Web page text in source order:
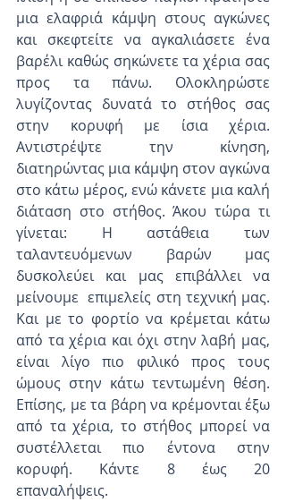
μια ελαφριά κάμψη στους αγκώνες
και σκεφτείτε να αγκαλιάσετε ένα
βαρέλι καθώς σηκώνετε τα χέρια σας
προς τα πάνω. Ολοκληρώστε
λυγίζοντας δυνατά το στήθος σας
στην κορυφή με ίσια χέρια.
Αντιστρέψτε την κίνηση,
διατηρώντας μια κάμψη στον αγκώνα
στο κάτω μέρος, ενώ κάνετε μια καλή
διάταση στο στήθος. Άκου τώρα τι
γίνεται: Η αστάθεια των
ταλαντευόμενων βαρών μας
δυσκολεύει και μας επιβάλλει να
μείνουμε  επιμελείς στη τεχνική μας.
Και με το φορτίο να κρέμεται κάτω
από τα χέρια και όχι στην λαβή μας,
είναι λίγο πιο φιλικό προς τους
ώμους στην κάτω τεντωμένη θέση.
Επίσης, με τα βάρη να κρέμονται έξω
από τα χέρια, το στήθος μπορεί να
συστέλλεται πιο έντονα στην
κορυφή. Κάντε 8 έως 20
επαναλήψεις.